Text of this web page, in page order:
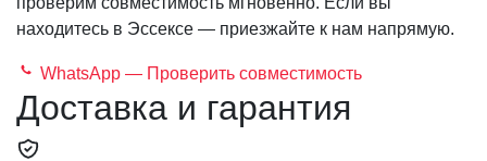
находитесь в Эссексе — приезжайте к нам напрямую.
WhatsApp — Проверить совместимость
Доставка и гарантия